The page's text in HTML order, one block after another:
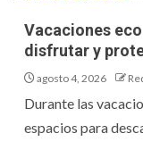
Vacaciones
disfrutar y
agosto 4, 2026
Durante las
espacios para